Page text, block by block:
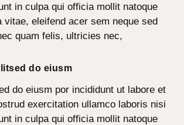
in culpa qui officia mollit natoque
eleifend acer sem neque sed
quam felis, ultricies nec,
do eiusm
do eiusm por incididunt ut labore et
exercitation ullamco laboris nisi
in culpa qui officia mollit natoque